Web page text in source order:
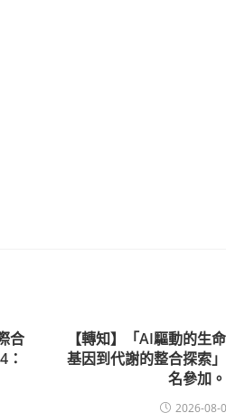
合
【轉知】「AI驅動的生
基因到代謝的整合探索
名參加。
2026-08-